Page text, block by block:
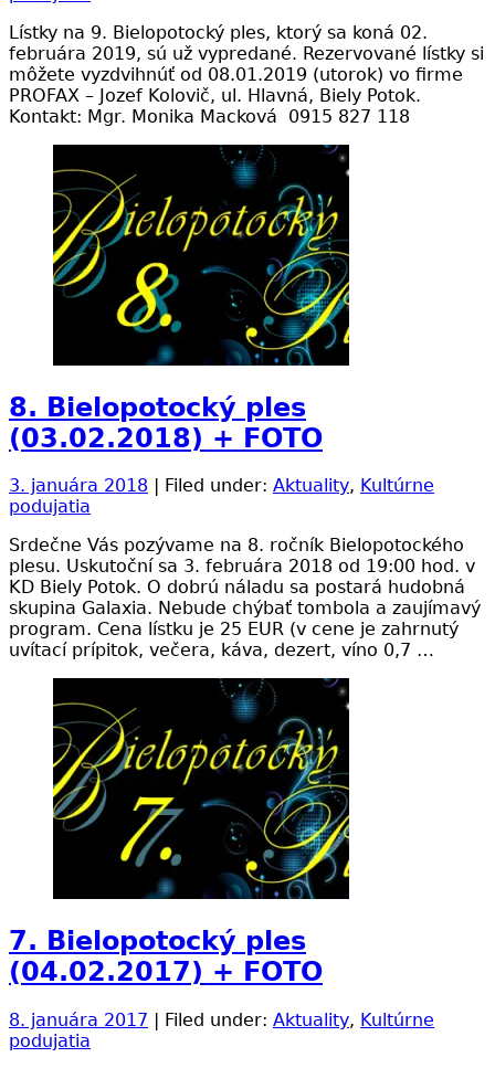
Lístky na 9. Bielopotocký ples, ktorý sa koná 02.
februára 2019, sú už vypredané. Rezervované lístky si
môžete vyzdvihnúť od 08.01.2019 (utorok) vo firme
PROFAX – Jozef Kolovič, ul. Hlavná, Biely Potok.
Kontakt: Mgr. Monika Macková 0915 827 118
8. Bielopotocký ples
(03.02.2018) + FOTO
3. januára 2018 | Filed under: Aktuality, Kultúrne
podujatia
Srdečne Vás pozývame na 8. ročník Bielopotockého
plesu. Uskutoční sa 3. februára 2018 od 19:00 hod. v
KD Biely Potok. O dobrú náladu sa postará hudobná
skupina Galaxia. Nebude chýbať tombola a zaujímavý
program. Cena lístku je 25 EUR (v cene je zahrnutý
uvítací prípitok, večera, káva, dezert, víno 0,7 …
7. Bielopotocký ples
(04.02.2017) + FOTO
8. januára 2017 | Filed under: Aktuality, Kultúrne
podujatia